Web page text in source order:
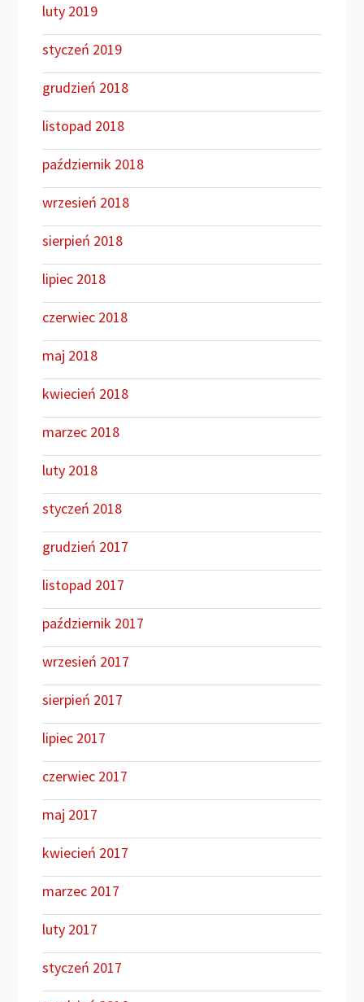
luty 2019
styczeń 2019
grudzień 2018
listopad 2018
październik 2018
wrzesień 2018
sierpień 2018
lipiec 2018
czerwiec 2018
maj 2018
kwiecień 2018
marzec 2018
luty 2018
styczeń 2018
grudzień 2017
listopad 2017
październik 2017
wrzesień 2017
sierpień 2017
lipiec 2017
czerwiec 2017
maj 2017
kwiecień 2017
marzec 2017
luty 2017
styczeń 2017